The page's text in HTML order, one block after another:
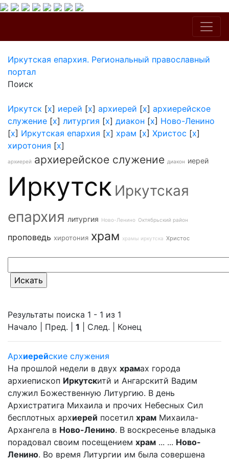
Иркутская епархия. Региональный православный
портал
Поиск
Иркутск [x] иерей [x] архиерей [x] архиерейское
служение [x] литургия [x] диакон [x] Ново-Ленино
[x] Иркутская епархия [x] храм [x] Христос [x]
хиротония [x]
архиерей архиерейское служение диакон иерей
Иркутск Иркутская
епархия литургия Ново-Ленино Октябрьский район
проповедь хиротония храм храмы иркутска Христос
Результаты поиска 1 - 1 из 1
Начало | Пред. | 1 | След. | Конец
Архиерейские служения
На прошлой недели в двух храмах города
архиепископ Иркутскитй и Ангарскитй Вадим
служил Божественную Литургию. В день
Архистратига Михаила и прочих Небесных Сил
бесплотных архиерей посетил храм Михаила-
Архангела в Ново-Ленино. В воскресенье владыка
порадовал своим посещением храм ... ... Ново-
Ленино. Во время Литургии им была совершена